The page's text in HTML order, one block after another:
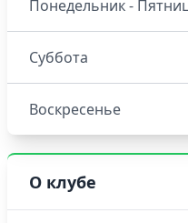
О клубе
Понедельник -
Суббота
Воскресенье